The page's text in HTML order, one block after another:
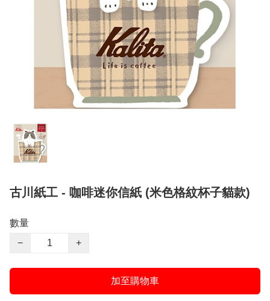
古川紙工 - 咖啡迷你信紙 (米色格紋杯子貓款)
數量
−
+
加至購物車